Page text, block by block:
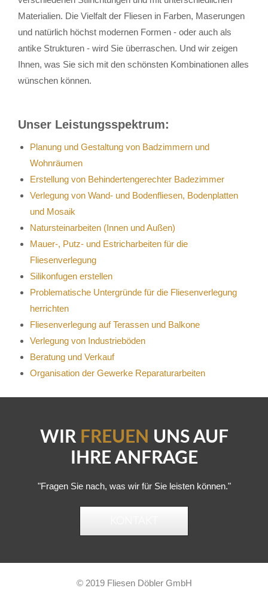
Materialien. Die Vielfalt der Fliesen in Farben, Maserungen
und natürlich höchst modernen Formen - oder auch als
antike Strukturen - wird Sie überraschen. Und wir zeigen
Ihnen, was Sie sich mit den schönsten Kombinationen alles
wünschen können.
Unser Leistungsspektrum:
Planung und Gestaltung von Badzimmern und
Wohnräumen
Erstellung von Behindertengerechter Badezimmer
Verlegung von Wand- und Bodenfliesen, Bodenplatten
und Mosaik
Natursteinarbeiten (Innen und Außen)
Mauer-, Putz- und Estricharbeiten für die
Fliesenverlegung
Silikonfugen erstellen
Problematische Untergründe für die Fliesenverlegung
herrichten
Fliesenverlegung auf Terassen und Balkone
Verlegung von Industrieböden
Beratung und Verkauf
Organisation der Gewerke Reparaturarbeiten
WIR FREUEN UNS AUF
IHRE ANFRAGE
"Fragen Sie nach, was wir für Sie leisten können."
© 2019 Fliesen Döbler GmbH